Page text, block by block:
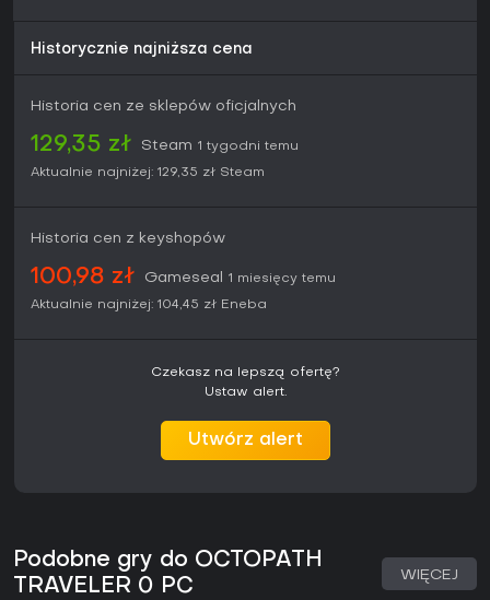
Historycznie najniższa cena
Historia cen ze sklepów oficjalnych
129,35 zł Steam 1 tygodni temu
Aktualnie najniżej: 129,35 zł Steam
Historia cen z keyshopów
100,98 zł Gameseal
1 miesięcy temu
Aktualnie najniżej: 104,45 zł Eneba
Czekasz na lepszą ofertę?
Ustaw alert.
Utwórz alert
Podobne gry do OCTOPATH
TRAVELER 0 PC
WIĘCEJ